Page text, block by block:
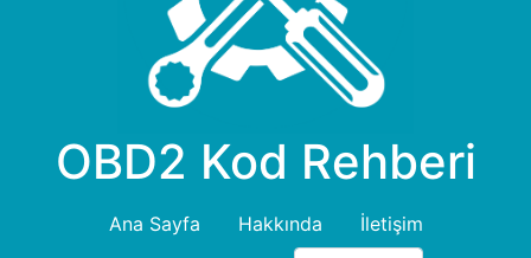
OBD2 Kod Rehberi
Ana Sayfa Hakkında
İletişim